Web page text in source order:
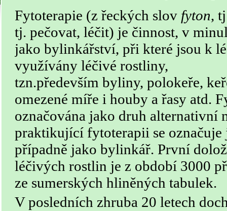
Fytoterapie (z řeckých slov fyton,
tj. pečovat, léčit) je činnost, v
jako bylinkářství, při které jsou k
využívány léčivé rostliny,
tzn.především byliny, polokeře,
omezené míře i houby a řasy atd.
označována jako druh alternativní
praktikující fytoterapii se označuje
případně jako bylinkář. První
léčivých rostlin je z období 3000
ze sumerských hliněných tabulek.
V posledních zhruba 20 letech